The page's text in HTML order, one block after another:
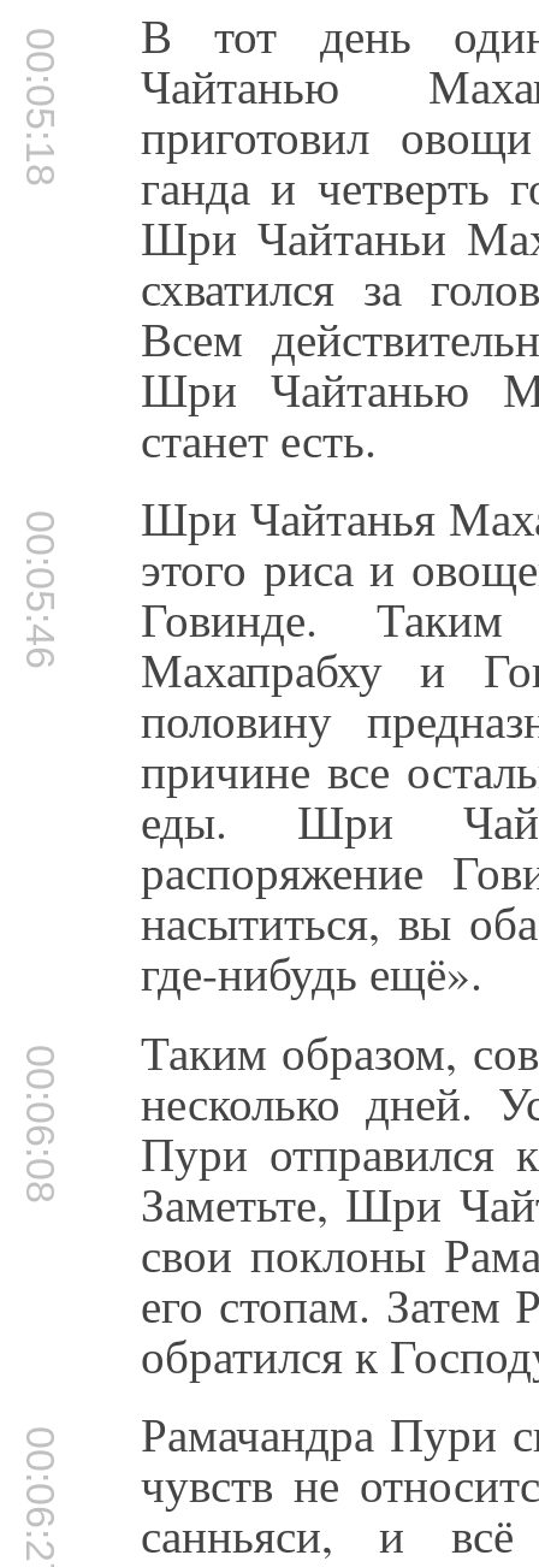
00:05:18 В тот день
Чайтанью
приготовил
ганда и четверть
Шри Чайтаньи
схватился за
Всем
Шри Чайтанью
станет есть.
00:05:46 Шри Чайтанья
этого риса и
Говинде.
Махапрабху и
половину
причине все
еды. Шри
распоряжение
насытиться, вы
где-нибудь ещё».
00:06:08 Таким образом,
несколько дней.
Пури отправился
Заметьте, Шри
свои поклоны
его стопам. Затем
обратился к
00:06:27 Рамачандра Пури
чувств не
санньяси, и